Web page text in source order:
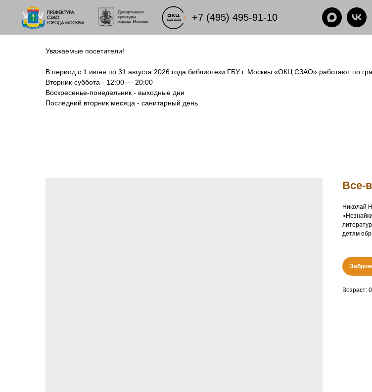
+7 (495) 495-91-10
Уважаемые посетители!
В период с 1 июня по 31 августа 2026 года библиотеки ГБУ г. Москвы «ОКЦ СЗАО» работают по
Вторник-суббота - 12:00 — 20:00
Воскресенье-понедельник - выходные дни
Последний вторник месяца - санитарный день
Все-
Николай
детям
Возраст: